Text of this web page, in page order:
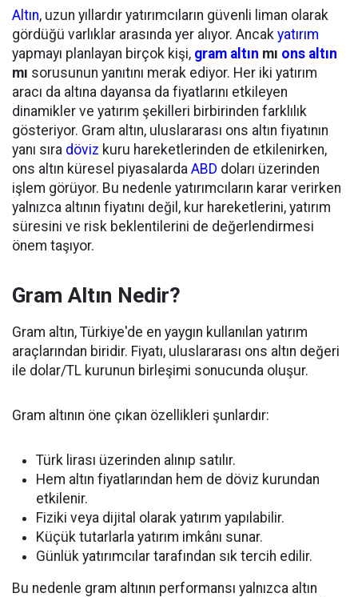
Altın, uzun yıllardır yatırımcıların güvenli liman olarak
gördüğü varlıklar arasında yer alıyor. Ancak yatırım
yapmayı planlayan birçok kişi, gram altın mı ons altın
mı sorusunun yanıtını merak ediyor. Her iki yatırım
aracı da altına dayansa da fiyatlarını etkileyen
dinamikler ve yatırım şekilleri birbirinden farklılık
gösteriyor. Gram altın, uluslararası ons altın fiyatının
yanı sıra döviz kuru hareketlerinden de etkilenirken,
ons altın küresel piyasalarda ABD doları üzerinden
işlem görüyor. Bu nedenle yatırımcıların karar verirken
yalnızca altının fiyatını değil, kur hareketlerini, yatırım
süresini ve risk beklentilerini de değerlendirmesi
önem taşıyor.
Gram Altın Nedir?
Gram altın, Türkiye'de en yaygın kullanılan yatırım
araçlarından biridir. Fiyatı, uluslararası ons altın değeri
ile dolar/TL kurunun birleşimi sonucunda oluşur.
Gram altının öne çıkan özellikleri şunlardır:
Türk lirası üzerinden alınıp satılır.
Hem altın fiyatlarından hem de döviz kurundan
etkilenir.
Fiziki veya dijital olarak yatırım yapılabilir.
Küçük tutarlarla yatırım imkânı sunar.
Günlük yatırımcılar tarafından sık tercih edilir.
Bu nedenle gram altının performansı yalnızca altın